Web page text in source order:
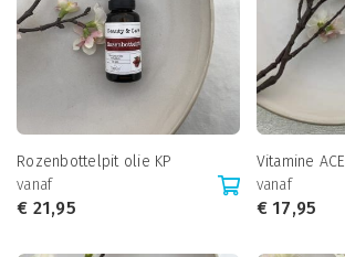
Rozenbottelpit olie KP
vanaf
€ 21,95
Vitamine ACE
vanaf
€17,95